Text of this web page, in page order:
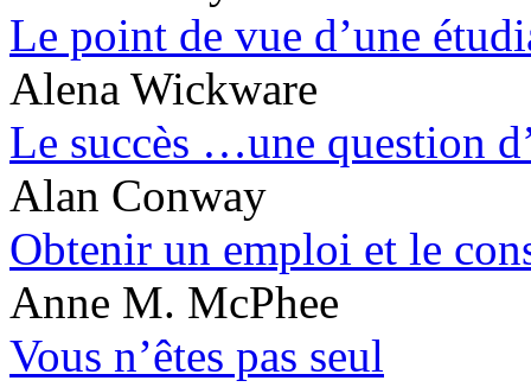
Le point de vue d’une
Alena Wickware
Le succès …une question
Alan Conway
Obtenir un emploi et le
Anne M. McPhee
Vous n’êtes pas seul